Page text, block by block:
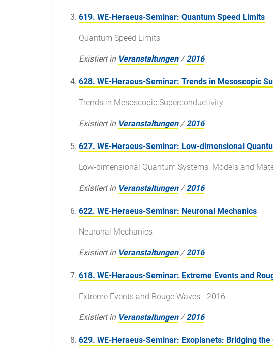
619. WE-Heraeus-Seminar: Quantum Speed Limits
Quantum Speed Limits
Existiert in Veranstaltungen /2016
628. WE-Heraeus-Seminar: Trends in Mesoscopic
Trends in Mesoscopic Superconductivity
Existiert in Veranstaltungen /2016
627. WE-Heraeus-Seminar: Low-dimensional
Low-dimensional Quantum Systems: Models and
Existiert in Veranstaltungen /2016
622. WE-Heraeus-Seminar: Neuronal Mechanics
Neuronal Mechanics
Existiert in Veranstaltungen /2016
618. WE-Heraeus-Seminar: Extreme Events and
Extreme Events and Rouge Waves - 2016
Existiert in Veranstaltungen /2016
629. WE-Heraeus-Seminar: Exoplanets: Bridging